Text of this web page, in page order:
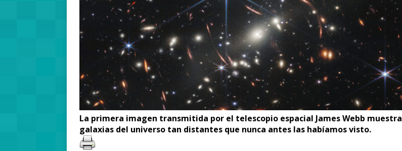
La primera imagen transmitida por el telescopio espacial James Webb muestra
galaxias del universo tan distantes que nunca antes las habíamos visto.